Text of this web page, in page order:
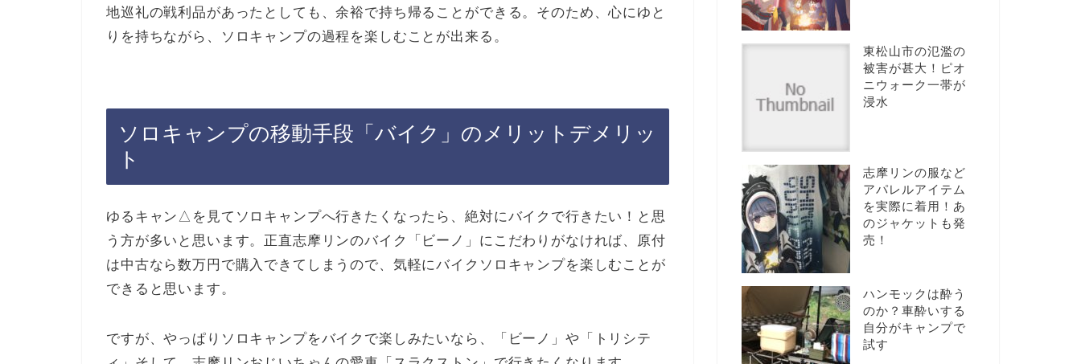
地巡礼の戦利品があったとしても、余裕で持ち帰ることができる。そのため、心にゆと
りを持ちながら、ソロキャンプの過程を楽しむことが出来る。
ソロキャンプの移動手段「バイク」のメリットデメリッ
ト
ゆるキャン△を見てソロキャンプへ行きたくなったら、絶対にバイクで行きたい！と思
う方が多いと思います。正直志摩リンのバイク「ビーノ」にこだわりがなければ、原付
は中古なら数万円で購入できてしまうので、気軽にバイクソロキャンプを楽しむことが
できると思います。
ですが、やっぱりソロキャンプをバイクで楽しみたいなら、「ビーノ」や「トリシテ
東松山市の氾濫の
被害が甚大！ピオ
ニウォーク一帯が
浸水
志摩リンの服など
アパレルアイテム
を実際に着用！あ
のジャケットも発
売！
ハンモックは酔う
のか？車酔いする
自分がキャンプで
試す